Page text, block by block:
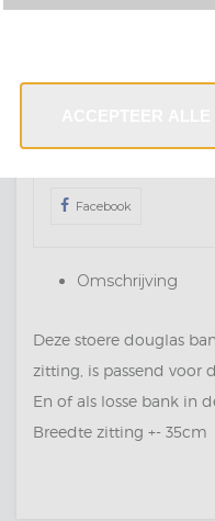
Heeft u een vraag
Facebook
Omschrijving
Deze stoere douglas
zitting, is passend voor
En of als losse bank in
Breedte zitting +- 35cm